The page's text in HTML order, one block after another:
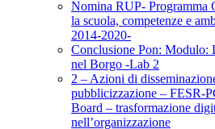
Nomina RUP- Programma
la scuola, competenze e
2014-2020-
Conclusione Pon: Modulo:
nel Borgo -Lab 2
2 – Azioni di
pubblicizzazione – FESR-
Board – trasformazione
nell’organizzazione